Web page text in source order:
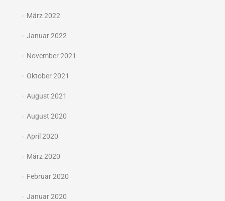
März 2022
Januar 2022
November 2021
Oktober 2021
August 2021
August 2020
April 2020
März 2020
Februar 2020
Januar 2020